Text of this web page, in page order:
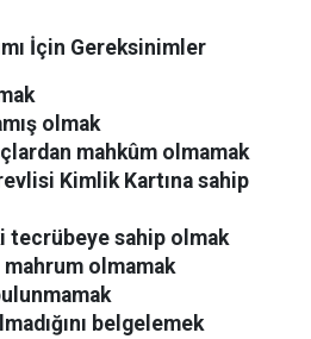
İçin Gereksinimler
olmak
mahkûm olmamak
Kimlik Kartına sahip
tecrübeye sahip olmak
mahrum olmamak
belgelemek